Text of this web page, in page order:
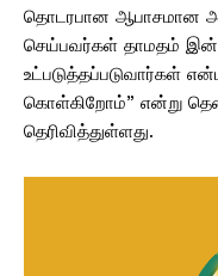
தொடரபான ஆபாசமான
செய்பவர்கள் தாமதம்
உட்படுத்தப்படுவார்கள்
கொள்கிறோம்” என்று
தெரிவித்துள்ளது.